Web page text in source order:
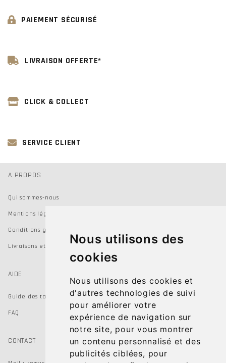
Nous utilisons des
cookies
Nous utilisons des cookies et
d'autres technologies de suivi
pour améliorer votre
expérience de navigation sur
notre site, pour vous montrer
un contenu personnalisé et des
publicités ciblées, pour
PAIEMENT SÉCURISÉ
LIVRAISON OFFERTE*
CLICK & COLLECT
SERVICE CLIENT
A PROPOS
Qui sommes-nous
Mentions légales
Conditions générales de vente
Livraisons et Retours
AIDE
Guide des tailles
FAQ
CONTACT